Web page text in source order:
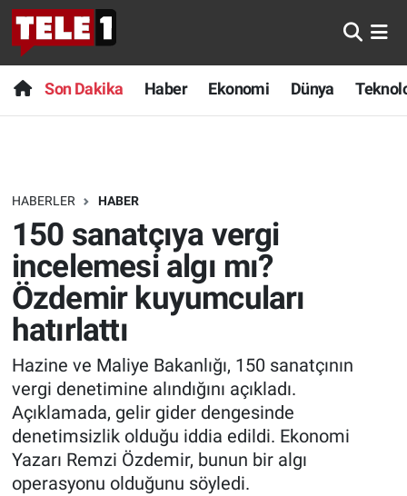
Son Dakika Haber Ekonomi Dünya
HABERLER HABER
150 sanatçıya vergi
incelemesi algı mı?
Özdemir kuyumcuları
hatırlattı
Hazine ve Maliye Bakanlığı, 150 sanatçının
vergi denetimine alındığını açıkladı.
Açıklamada, gelir gider dengesinde
denetimsizlik olduğu iddia edildi. Ekonomi
Yazarı Remzi Özdemir, bunun bir algı
operasyonu olduğunu söyledi.
Anında Manşet
Başka Sohbetler
Bilim turu
Bilim ve Teknoloji Evreni
Doğa Konuşuyor
Dünya
Ege Saati
Ege'den Esintiler
Eğitim
Son Dakika
Haber
Dünya
Teknoloji
Sağlık
Spor
Yayın Akışı
İletişim
Nöbetçi Eczaneler
Hava Durumu
Trafik Durumu
Süper Lig Puan Durumu ve Fikstür
Tüm Manşetler
Son Dakika Haberleri
Haber Arşivi